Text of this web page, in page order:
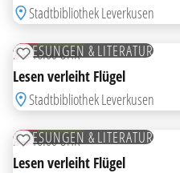
Stadtbibliothek Leverkusen
08
LESUNGEN & LITERATUR
ZUR MERKLISTE HINZUFÜGEN
DO16:00 UHR
Lesen verleiht Flügel
Stadtbibliothek Leverkusen
15
LESUNGEN & LITERATUR
ZUR MERKLISTE HINZUFÜGEN
DO16:00 UHR
Lesen verleiht Flügel